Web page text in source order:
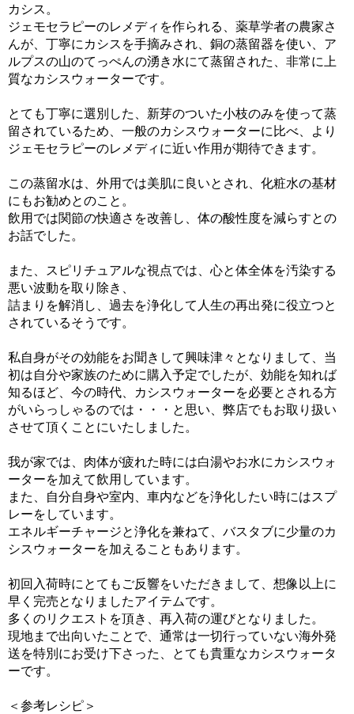
カシス。
ジェモセラピーのレメディを作られる、薬草学者の農家さ
んが、丁寧にカシスを手摘みされ、銅の蒸留器を使い、ア
ルプスの山のてっぺんの湧き水にて蒸留された、非常に上
質なカシスウォーターです。
とても丁寧に選別した、新芽のついた小枝のみを使って蒸
留されているため、一般のカシスウォーターに比べ、より
ジェモセラピーのレメディに近い作用が期待できます。
この蒸留水は、外用では美肌に良いとされ、化粧水の基材
にもお勧めとのこと。
飲用では関節の快適さを改善し、体の酸性度を減らすとの
お話でした。
また、スピリチュアルな視点では、心と体全体を汚染する
悪い波動を取り除き、
詰まりを解消し、過去を浄化して人生の再出発に役立つと
されているそうです。
私自身がその効能をお聞きして興味津々となりまして、当
初は自分や家族のために購入予定でしたが、効能を知れば
知るほど、今の時代、カシスウォーターを必要とされる方
がいらっしゃるのでは・・・と思い、弊店でもお取り扱い
させて頂くことにいたしました。
我が家では、肉体が疲れた時には白湯やお水にカシスウォ
ーターを加えて飲用しています。
また、自分自身や室内、車内などを浄化したい時にはスプ
レーをしています。
エネルギーチャージと浄化を兼ねて、バスタブに少量のカ
シスウォーターを加えることもあります。
初回入荷時にとてもご反響をいただきまして、想像以上に
早く完売となりましたアイテムです。
多くのリクエストを頂き、再入荷の運びとなりました。
現地まで出向いたことで、通常は一切行っていない海外発
送を特別にお受け下さった、とても貴重なカシスウォータ
ーです。
＜参考レシピ＞